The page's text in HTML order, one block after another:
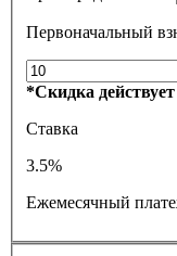
Первоначальный
*Скидка
Ставка
3.5%
Ежемесячный